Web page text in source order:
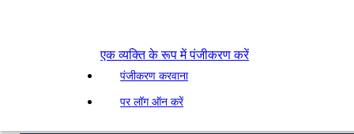
एक व्यक्ति के रूप में पंजीकरण करें
पंजीकरण करवाना
पर लॉग ऑन करें